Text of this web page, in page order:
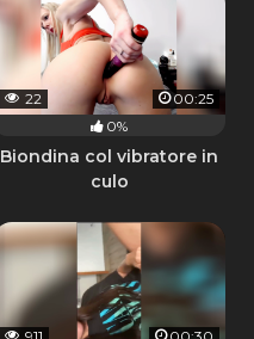
22
00:25
0%
Biondina col vibratore in
culo